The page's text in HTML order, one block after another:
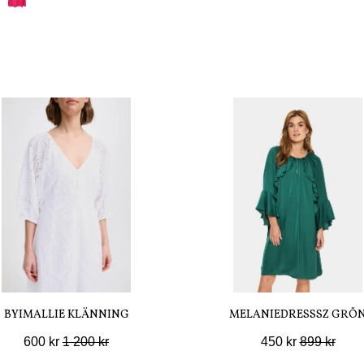
BYIMALLIE KLÄNNING
600 kr 1 200 kr
MELANIEDRESSSZ
450 kr899 kr